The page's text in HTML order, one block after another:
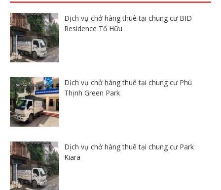
Dịch vụ chở hàng thuê tại chung cư BID
Residence Tố Hữu
Dịch vụ chở hàng thuê tại chung cư Phú
Thịnh Green Park
Dịch vụ chở hàng thuê tại chung cư Park
Kiara